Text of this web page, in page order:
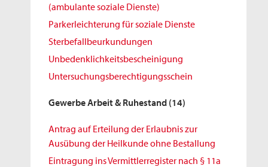
(ambulante soziale Dienste)
Parkerleichterung für soziale Dienste
Sterbefallbeurkundungen
Unbedenklichkeitsbescheinigung
Untersuchungsberechtigungsschein
Gewerbe Arbeit & Ruhestand (14)
Antrag auf Erteilung der Erlaubnis zur
Ausübung der Heilkunde ohne Bestallung
Eintragung ins Vermittlerregister nach § 11a